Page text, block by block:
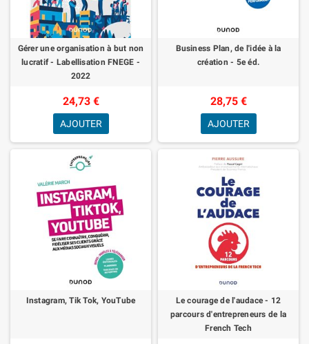
Gérer une organisation à but non
lucratif - Labellisation FNEGE -
2022
24,73 €
AJOUTER
Business Plan, de l'idée à la
création - 5e éd.
28,75 €
AJOUTER
Instagram, Tik Tok, YouTube
Le courage de l'audace - 12
parcours d'entrepreneurs de la
French Tech